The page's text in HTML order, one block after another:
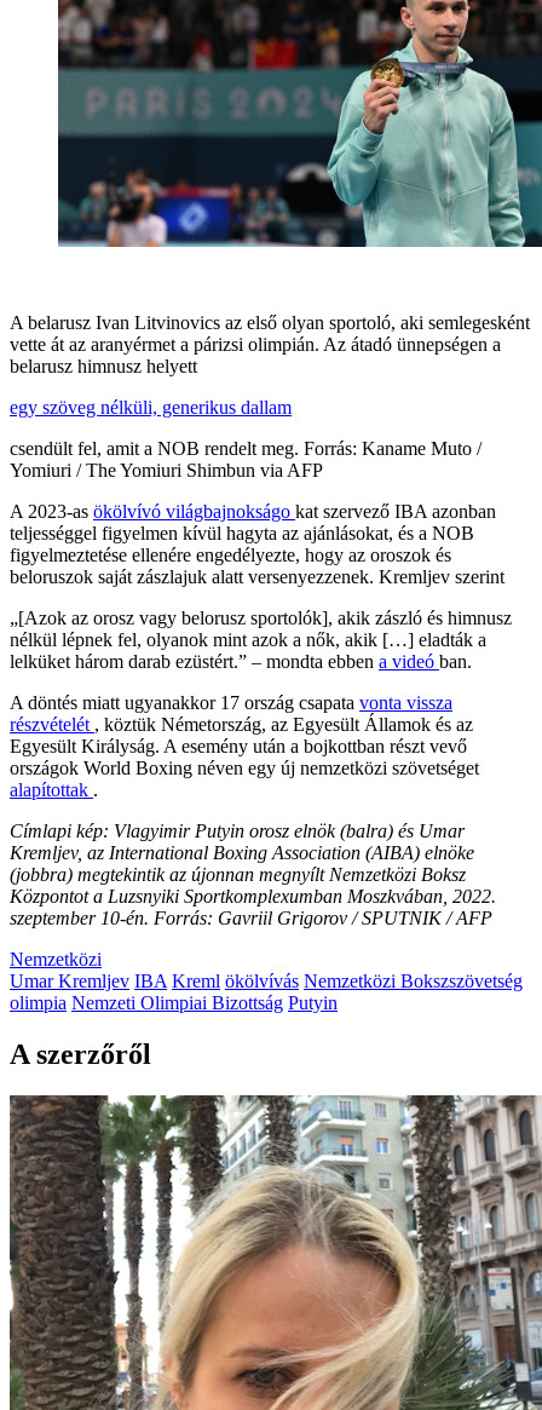
A belarusz Ivan Litvinovics az első olyan sportoló, aki semlegesként
vette át az aranyérmet a párizsi olimpián. Az átadó ünnepségen a
belarusz himnusz helyett
egy szöveg nélküli, generikus dallam
csendült fel, amit a NOB rendelt meg. Forrás: Kaname Muto /
Yomiuri / The Yomiuri Shimbun via AFP
A 2023-as ökölvívó világbajnokságo kat szervező IBA azonban
teljességgel figyelmen kívül hagyta az ajánlásokat, és a NOB
figyelmeztetése ellenére engedélyezte, hogy az oroszok és
beloruszok saját zászlajuk alatt versenyezzenek. Kremljev szerint
„[Azok az orosz vagy belorusz sportolók], akik zászló és himnusz
nélkül lépnek fel, olyanok mint azok a nők, akik […] eladták a
lelküket három darab ezüstért.” – mondta ebben a videó ban.
A döntés miatt ugyanakkor 17 ország csapata vonta vissza
részvételét , köztük Németország, az Egyesült Államok és az
Egyesült Királyság. A esemény után a bojkottban részt vevő
országok World Boxing néven egy új nemzetközi szövetséget
alapítottak .
Címlapi kép: Vlagyimir Putyin orosz elnök (balra) és Umar
Kremljev, az International Boxing Association (AIBA) elnöke
(jobbra) megtekintik az újonnan megnyílt Nemzetközi Boksz
Központot a Luzsnyiki Sportkomplexumban Moszkvában, 2022.
szeptember 10-én. Forrás: Gavriil Grigorov / SPUTNIK / AFP
Nemzetközi
Umar Kremljev IBA Kreml ökölvívás Nemzetközi Bokszszövetség
olimpia Nemzeti Olimpiai Bizottság Putyin
A szerzőről